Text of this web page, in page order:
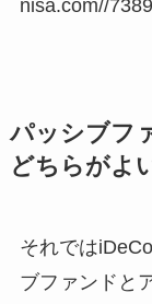
nisa.com//
パッシブフ
どちらがよ
それでは
ブファンドと